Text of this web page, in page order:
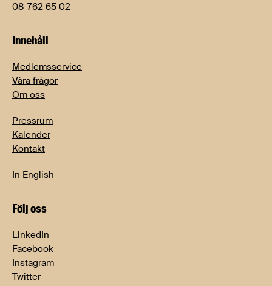
08-762 65 02
Innehåll
Medlemsservice
Våra frågor
Om oss
Pressrum
Kalender
Kontakt
In English
Följ oss
LinkedIn
Facebook
Instagram
Twitter